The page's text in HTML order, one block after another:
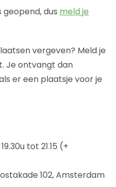
geopend, dus meld je
vergeven? Meld je
Je ontvangt dan
er een plaatsje voor je
tot 21.15 (+
102, Amsterdam